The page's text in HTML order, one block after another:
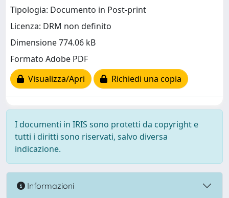
Tipologia: Documento in Post-print
Licenza: DRM non definito
Dimensione 774.06 kB
Formato Adobe PDF
Visualizza/Apri
Richiedi una copia
I documenti in IRIS sono protetti da copyright e
tutti i diritti sono riservati, salvo diversa
indicazione.
Informazioni